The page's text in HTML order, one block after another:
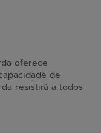
oferece
de
resistirá a todos